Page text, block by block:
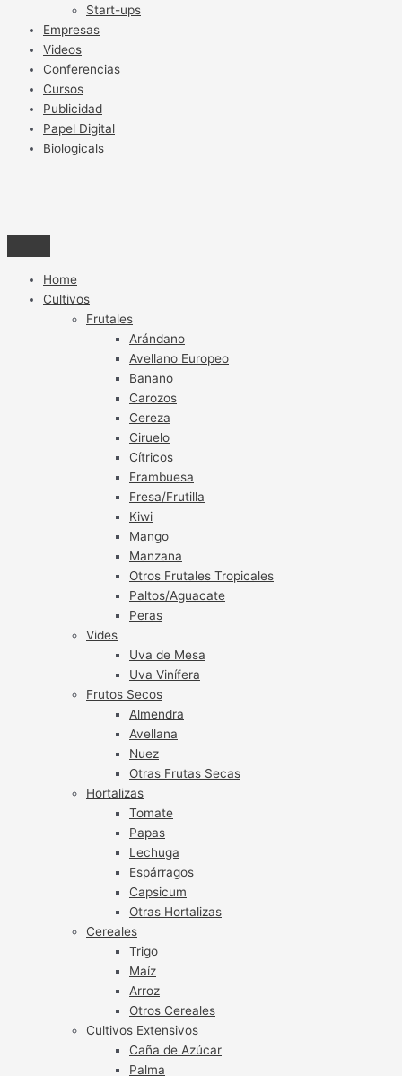
Start-ups
Empresas
Videos
Conferencias
Cursos
Publicidad
Papel Digital
Biologicals
Home
Cultivos
Frutales
Arándano
Avellano Europeo
Banano
Carozos
Cereza
Ciruelo
Cítricos
Frambuesa
Fresa/Frutilla
Kiwi
Mango
Manzana
Otros Frutales Tropicales
Paltos/Aguacate
Peras
Vides
Uva de Mesa
Uva Vinífera
Frutos Secos
Almendra
Avellana
Nuez
Otras Frutas Secas
Hortalizas
Tomate
Papas
Lechuga
Espárragos
Capsicum
Otras Hortalizas
Cereales
Trigo
Maíz
Arroz
Otros Cereales
Cultivos Extensivos
Caña de Azúcar
Palma